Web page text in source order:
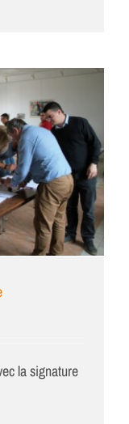
la signature